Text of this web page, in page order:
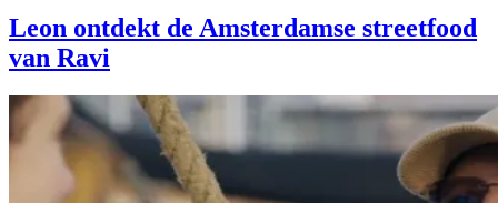
Leon ontdekt de Amsterdamse streetfood
van Ravi